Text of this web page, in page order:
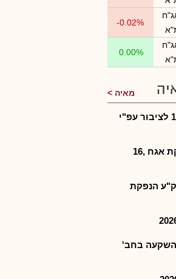
-0.02%
0.00%
מאיה
אזרם-תוצ' הנפקת אגח סד 16 לציבור עפ"י
אזרם-דוח הצעת מדף להנפקת אגח ,16
הנפקת
השקעה בחב'